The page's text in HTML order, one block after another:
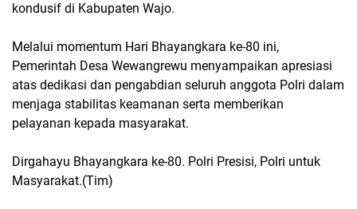
kondusif di Kabupaten Wajo.
Melalui momentum Hari Bhayangkara ke-80 ini,
Pemerintah Desa Wewangrewu menyampaikan apresiasi
atas dedikasi dan pengabdian seluruh anggota Polri dalam
menjaga stabilitas keamanan serta memberikan
pelayanan kepada masyarakat.
Dirgahayu Bhayangkara ke-80. Polri Presisi, Polri untuk
Masyarakat.(Tim)